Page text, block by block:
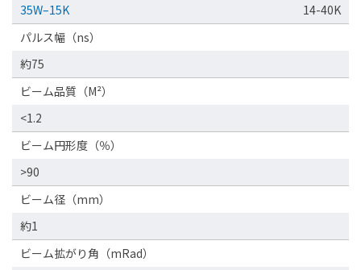
35W–15K
14-40K
パルス幅（ns）
約75
ビーム品質（M²）
<1.2
ビーム円形度（％）
>90
ビーム径（mm）
約1
ビーム拡がり角（mRad）